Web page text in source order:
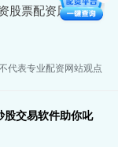
股票配资风险大
代表专业配资网站观点
股交易软件助你叱